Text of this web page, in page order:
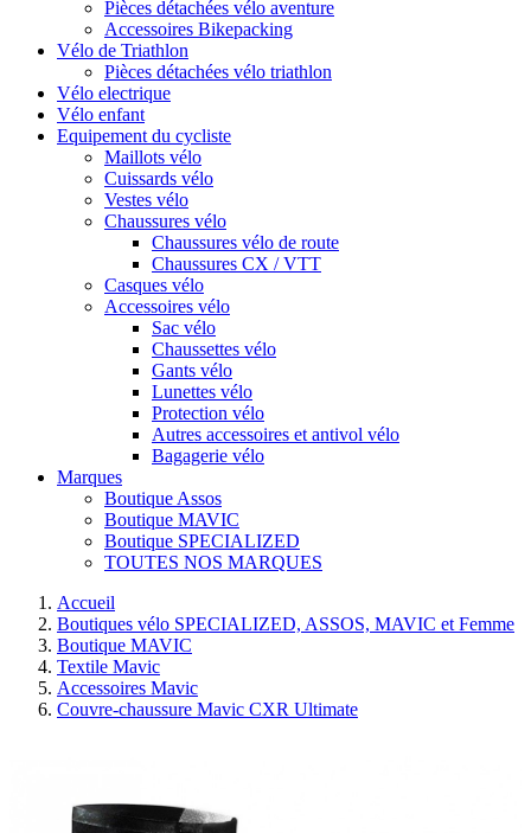
Pièces détachées vélo aventure
Accessoires Bikepacking
Vélo de Triathlon
Pièces détachées vélo triathlon
Vélo electrique
Vélo enfant
Equipement du cycliste
Maillots vélo
Cuissards vélo
Vestes vélo
Chaussures vélo
Chaussures vélo de route
Chaussures CX / VTT
Casques vélo
Accessoires vélo
Sac vélo
Chaussettes vélo
Gants vélo
Lunettes vélo
Protection vélo
Autres accessoires et antivol vélo
Bagagerie vélo
Marques
Boutique Assos
Boutique MAVIC
Boutique SPECIALIZED
TOUTES NOS MARQUES
Accueil
Boutiques vélo SPECIALIZED, ASSOS, MAVIC et Femme
Boutique MAVIC
Textile Mavic
Accessoires Mavic
Couvre-chaussure Mavic CXR Ultimate